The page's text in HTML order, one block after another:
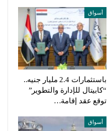
أسواق
باستثمارات 2.4 مليار جنيه..
“كابيتال للإدارة والتطوير”
توقع عقد إقامة…
أسواق